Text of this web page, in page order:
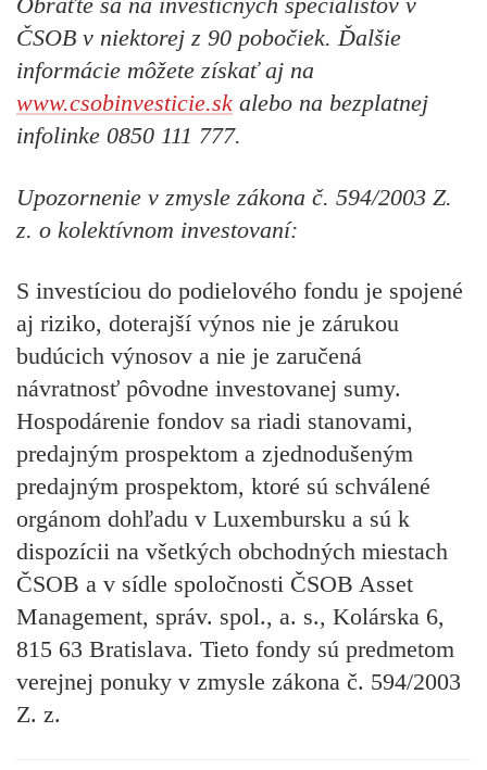
ČSOB v niektorej z 90 pobočiek. Ďalšie
informácie môžete získať aj na
www.csobinvesticie.sk alebo na bezplatnej
infolinke 0850 111 777.
Upozornenie v zmysle zákona č. 594/2003 Z.
z. o kolektívnom investovaní:
S investíciou do podielového fondu je spojené
aj riziko, doterajší výnos nie je zárukou
budúcich výnosov a nie je zaručená
návratnosť pôvodne investovanej sumy.
Hospodárenie fondov sa riadi stanovami,
predajným prospektom a zjednodušeným
predajným prospektom, ktoré sú schválené
orgánom dohľadu v Luxembursku a sú k
dispozícii na všetkých obchodných miestach
ČSOB a v sídle spoločnosti ČSOB Asset
Management, správ. spol., a. s., Kolárska 6,
815 63 Bratislava. Tieto fondy sú predmetom
verejnej ponuky v zmysle zákona č. 594/2003
Z. z.